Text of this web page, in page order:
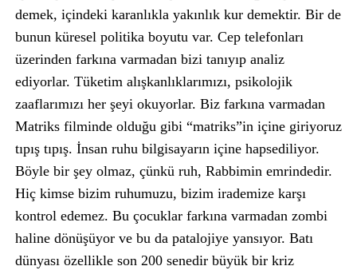
demek, içindeki karanlıkla yakınlık kur demektir. Bir de
bunun küresel politika boyutu var. Cep telefonları
üzerinden farkına varmadan bizi tanıyıp analiz
ediyorlar. Tüketim alışkanlıklarımızı, psikolojik
zaaflarımızı her şeyi okuyorlar. Biz farkına varmadan
Matriks filminde olduğu gibi “matriks”in içine giriyoruz
tıpış tıpış. İnsan ruhu bilgisayarın içine hapsediliyor.
Böyle bir şey olmaz, çünkü ruh, Rabbimin emrindedir.
Hiç kimse bizim ruhumuzu, bizim irademize karşı
kontrol edemez. Bu çocuklar farkına varmadan zombi
haline dönüşüyor ve bu da patalojiye yansıyor. Batı
dünyası özellikle son 200 senedir büyük bir kriz